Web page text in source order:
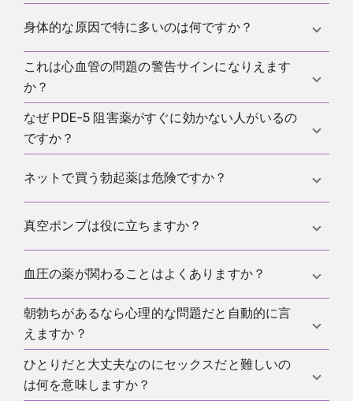
始まった場合や、ほかの症状を伴う場合には特に当
はい。ストレス、不安、自分の体を監視することは
純粋に心理的な原因だと決めつけず、パターンをき
ちんと調べるべきです。
身体的な原因で特に多いのは何ですか？
主に高血圧、糖尿病、喫煙、脂質異常、運動不足な
どの血管要因です。そのほか薬、ホルモン要因、神
経学的原因、泌尿器の問題も考えられます。
これは心血管の問題の警告サインになりえます
か？
はい。特に症状が新しく、血管性のパターンに合う
場合です。勃起障害は、血圧、代謝、その他のリス
なぜ PDE-5 阻害薬がすぐに効かない人がいるの
ですか？
よくある理由は、タイミングのずれ、性的刺激の不
最初の一回から完璧でなければならないという期待
ネットで買う勃起薬は危険ですか？
はい。怪しい入手先には、誤った用量、偽造品、危
は医療的に伴走されるべきです。
真空ポンプは役に立ちますか？
はい。錠剤が合わない、または十分でない場合に、
い方の指導と現実的な期待です。
血圧の薬が関わることはよくありますか？
関わることはありますが、すべての薬が同じように
作用するわけではありません。そのため疑いがある
なら、自己判断でやめずに必ず相談すべきです。
朝勃ちがあるなら心理的な問題だと自動的に言
えますか？
いいえ。朝勃ちは一つの手がかりにはなりますが、
身体的原因を確実に除外するものではありません。
ひとりだと大丈夫なのにセックスだと難しいの
は何を意味しますか？